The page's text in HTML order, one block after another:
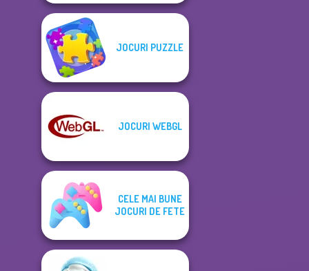
JOCURI PUZZLE
JOCURI WEBGL
CELE MAI BUNE
JOCURI DE FETE